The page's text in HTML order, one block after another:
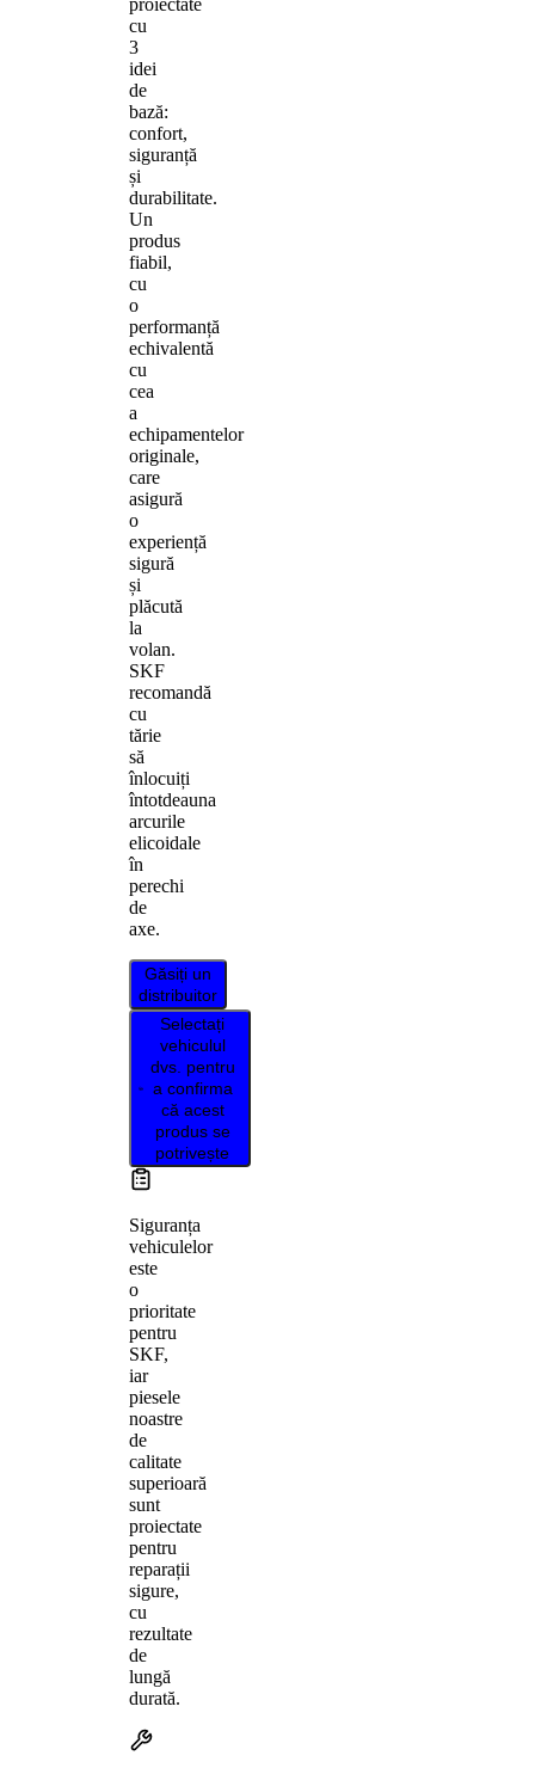
cu
3
idei
de
bază:
confort,
siguranță
și
durabilitate.
Un
produs
fiabil,
cu
o
performanță
echivalentă
cu
cea
a
echipamentelor
originale,
care
asigură
o
experiență
sigură
și
plăcută
la
volan.
SKF
recomandă
cu
tărie
să
înlocuiți
întotdeauna
arcurile
elicoidale
în
perechi
de
axe.
Găsiți un
distribuitor
Selectați
vehiculul
dvs. pentru
a confirma
că acest
produs se
potrivește
Siguranța
vehiculelor
este
o
prioritate
pentru
SKF,
iar
piesele
noastre
de
calitate
superioară
sunt
proiectate
pentru
reparații
sigure,
cu
rezultate
de
lungă
durată.